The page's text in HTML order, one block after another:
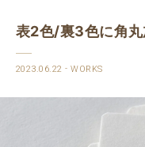
表2色/裏3色に角丸
2023.06.22 WORKS